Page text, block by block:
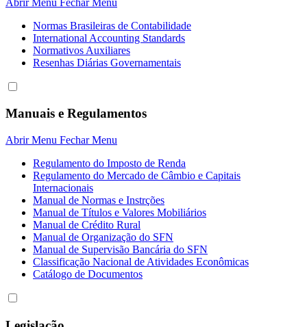
Normas Brasileiras de Contabilidade
International Accounting Standards
Normativos Auxiliares
Resenhas Diárias Governamentais
Manuais e Regulamentos
Abrir Menu Fechar Menu
Regulamento do Imposto de Renda
Regulamento do Mercado de Câmbio e Capitais
Internacionais
Manual de Normas e Instrções
Manual de Títulos e Valores Mobiliários
Manual de Crédito Rural
Manual de Organização do SFN
Manual de Supervisão Bancária do SFN
Classificação Nacional de Atividades Econômicas
Catálogo de Documentos